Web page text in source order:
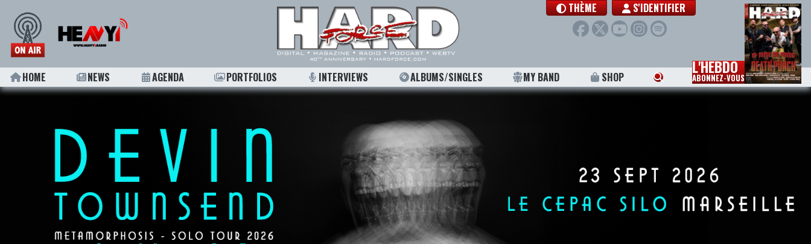
THÈME S'IDENTIFIER
HOME NEWS AGENDA PORTFOLIOS INTERVIEWS ALBUMS/SINGLES MY BAND SHOP L'HEBDO
ABONNEZ-VOUS